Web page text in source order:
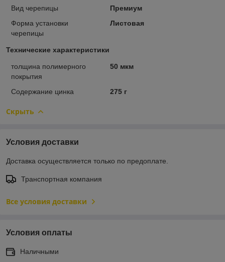
Вид черепицы
Премиум
Форма установки
черепицы
Листовая
Технические характеристики
толщина полимерного
покрытия
50 мкм
Содержание цинка 275 г
Скрыть
Условия доставки
Доставка осуществляется только по предоплате.
Транспортная компания
Все условия доставки
Условия оплаты
Наличными